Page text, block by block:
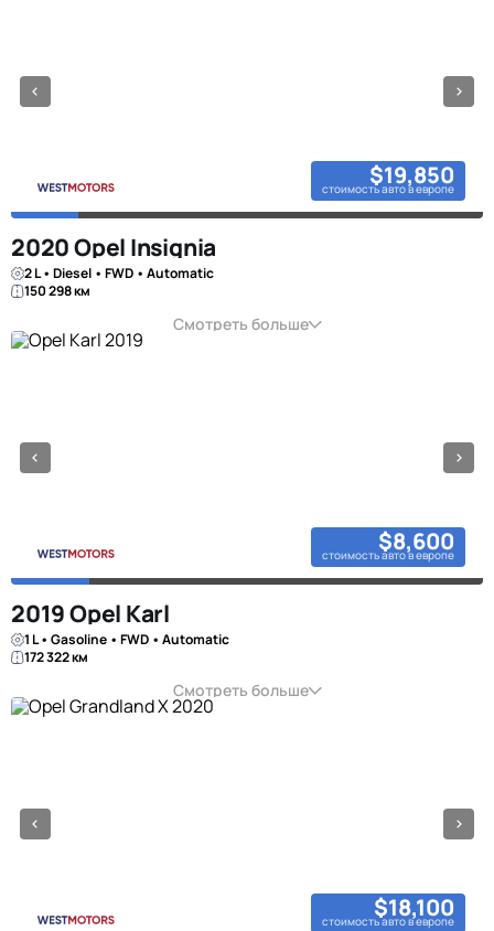
$19,850
стоимость авто в европе
2020 Opel Insignia
2 L • Diesel • FWD • Automatic
150 298 км
Смотреть больше
$8,600
стоимость авто в европе
2019 Opel Karl
1 L • Gasoline • FWD • Automatic
172 322 км
Смотреть больше
$18,100
стоимость авто в европе